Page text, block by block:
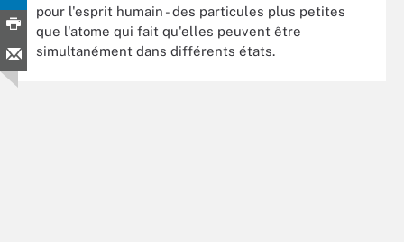
pour l'esprit humain - des particules plus petites
que l'atome qui fait qu'elles peuvent être
simultanément dans différents états.